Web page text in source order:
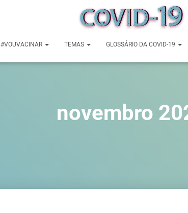
#VOUVACINAR TEMAS GLOSSÁRIO DA COVID-19
novembro